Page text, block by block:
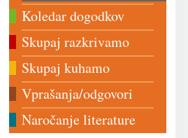
Koledar dogodkov
Skupaj razkrivamo
Skupaj kuhamo
Vprašanja/odgovori
Naročanje literature